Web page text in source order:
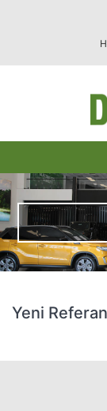
Yeni